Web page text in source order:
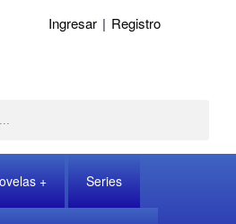
Ingresar | Registro
Series